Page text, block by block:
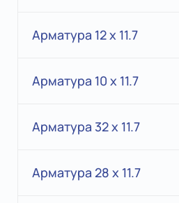
Арматура 12 x 11.7
Арматура 10 x 11.7
Арматура 32 x 11.7
Арматура 28 x 11.7